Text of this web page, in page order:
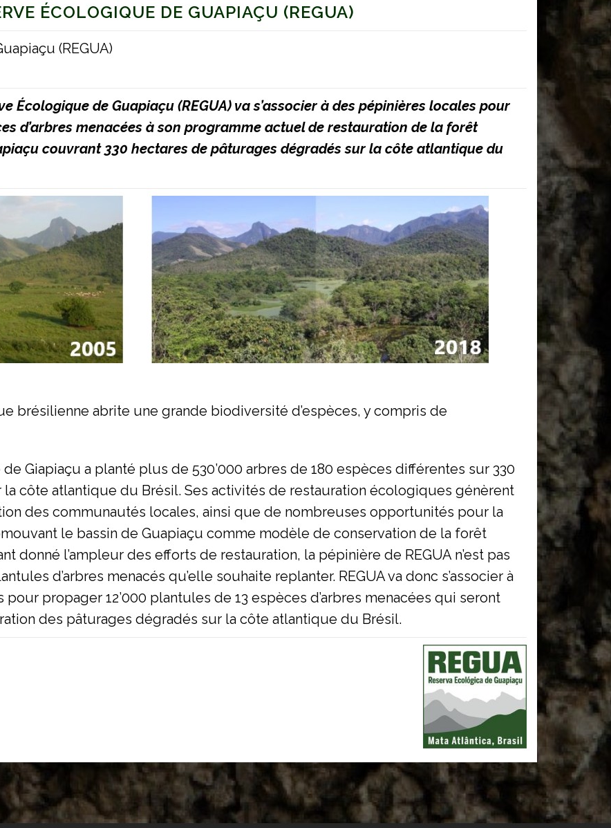
ÉCOLOGIQUE DE GUAPIAÇU (REGUA)
(REGUA)
Écologique de Guapiaçu (REGUA) va s’associer à des pépinières locales pour
d’arbres menacées à son programme actuel de restauration de la forêt
couvrant 330 hectares de pâturages dégradés sur la côte atlantique du
brésilienne abrite une grande biodiversité d’espèces, y compris de
Giapiaçu a planté plus de 530’000 arbres de 180 espèces différentes sur 330
côte atlantique du Brésil. Ses activités de restauration écologiques génèrent
des communautés locales, ainsi que de nombreuses opportunités pour la
le bassin de Guapiaçu comme modèle de conservation de la forêt
donné l’ampleur des efforts de restauration, la pépinière de REGUA n’est pas
d’arbres menacés qu’elle souhaite replanter. REGUA va donc s’associer à
propager 12’000 plantules de 13 espèces d’arbres menacées qui seront
des pâturages dégradés sur la côte atlantique du Brésil.